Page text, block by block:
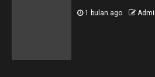
1 bulan ago